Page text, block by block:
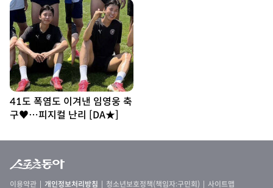
부러지네 (우주떡집)
41도 폭염도 이겨낸 임영웅 축
구♥…피지컬 난리 [DA★]
이용약관 개인정보처리방침 청소년보호정책(책임자:구민회) 사이트맵